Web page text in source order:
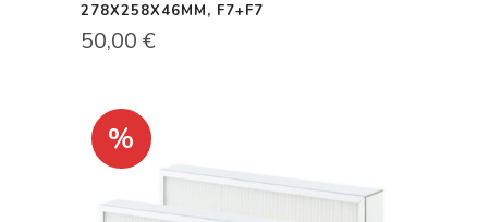
278X258X46MM, F7+F7
50,00 €
%